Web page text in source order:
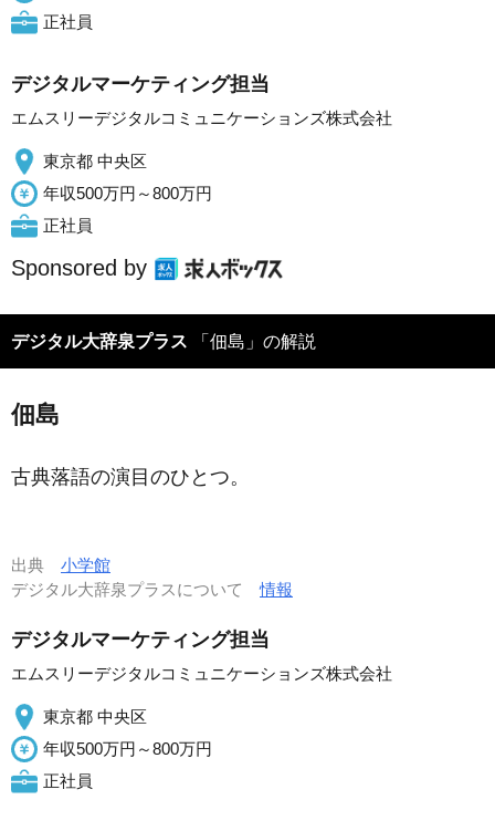
正社員
デジタルマーケティング担当
エムスリーデジタルコミュニケーションズ株式会社
東京都 中央区
年収500万円～800万円
正社員
Sponsored by
デジタル大辞泉プラス 「佃島」の解説
佃島
古典落語の演目のひとつ。
出典 小学館
デジタル大辞泉プラスについて情報
デジタルマーケティング担当
エムスリーデジタルコミュニケーションズ株式会社
東京都 中央区
年収500万円～800万円
正社員